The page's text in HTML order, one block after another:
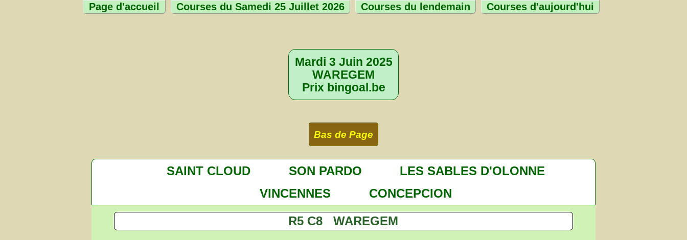
Page d'accueil Courses du Samedi 25 Juillet 2026 Courses du lendemain Courses d'aujourd'hui
Mardi 3 Juin 2025
WAREGEM
Prix bingoal.be
Bas de Page
SAINT CLOUD SON PARDO
LES SABLES D'OLONNE
VINCENNES
CONCEPCION
R5 C8 WAREGEM